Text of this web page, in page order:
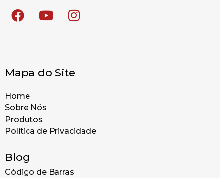
Mapa do Site
Home
Sobre Nós
Produtos
Politica de Privacidade
Blog
Código de Barras